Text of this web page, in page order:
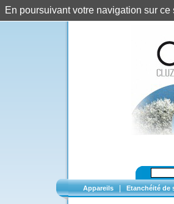
Appareils Etanchéité de
En poursuivant votre navigation sur